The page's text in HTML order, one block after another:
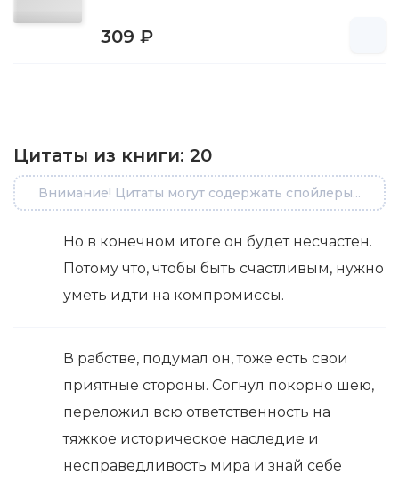
309 ₽
Цитаты из книги: 20
Внимание! Цитаты могут содержать спойлеры...
Но в конечном итоге он будет несчастен.
Потому что, чтобы быть счастливым, нужно
уметь идти на компромиссы.
В рабстве, подумал он, тоже есть свои
приятные стороны. Согнул покорно шею,
переложил всю ответственность на
тяжкое историческое наследие и
несправедливость мира и знай себе